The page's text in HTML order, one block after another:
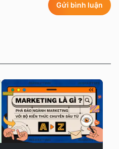
Gửi bình luận